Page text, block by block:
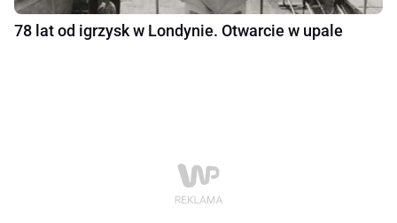
78 lat od igrzysk w Londynie. Otwarcie w upale